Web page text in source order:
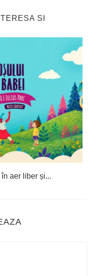
SI
aer liber și...